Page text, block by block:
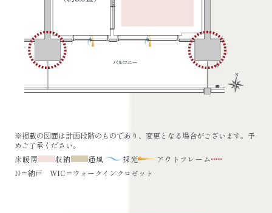
※掲載の図面は計画段階のものであり、変更となる場合がございます。予
めご了承ください。
床暖房
収納 通風 採光
アウトフレーム
N＝納戸 WIC＝ウォークインクロゼット